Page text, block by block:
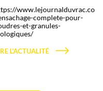
complete-pour-
et-granules-
L'ACTUALITÉ